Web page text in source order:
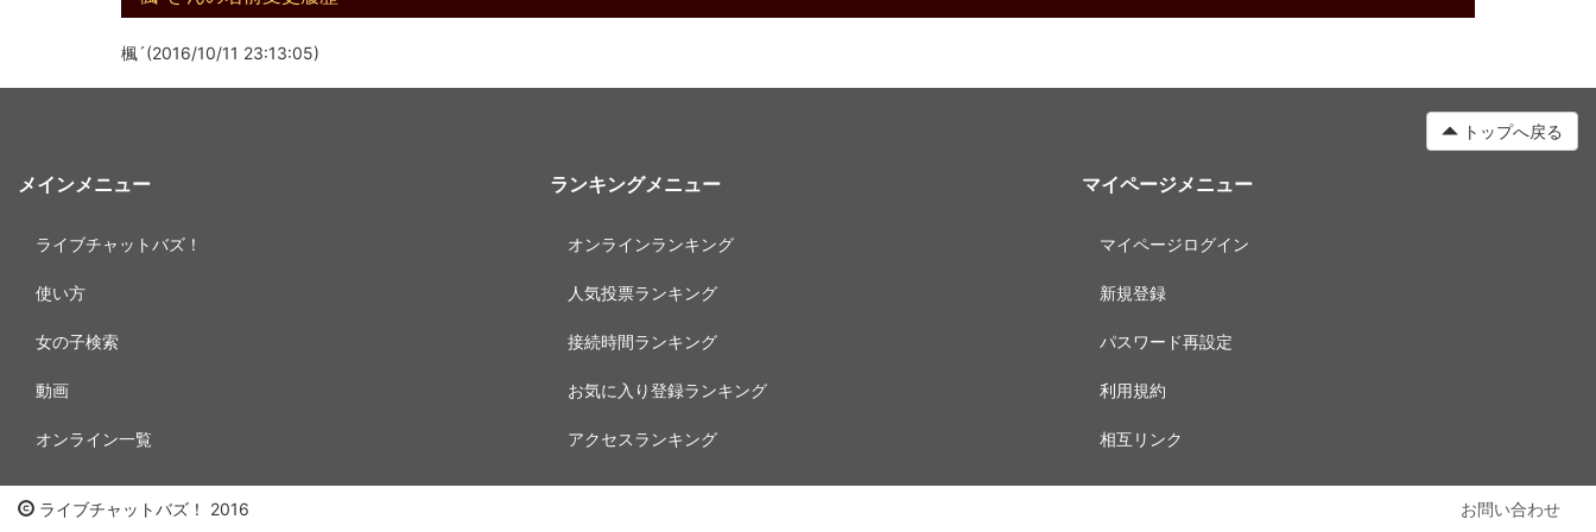
楓´(2016/10/11 23:13:05)
トップへ戻る
メインメニュー
ライブチャットバズ！
使い方
女の子検索
動画
オンライン一覧
ランキングメニュー
オンラインランキング
人気投票ランキング
接続時間ランキング
お気に入り登録ランキング
アクセスランキング
マイページメニュー
マイページログイン
新規登録
パスワード再設定
利用規約
相互リンク
ライブチャットバズ！ 2016 お問い合わせ